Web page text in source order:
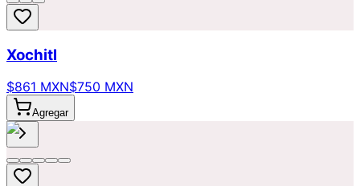
Xochitl
$861 MXN$750 MXN
Agregar